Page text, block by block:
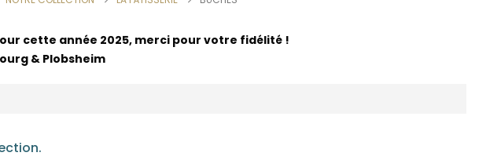
cette année 2025, merci pour votre fidélité !
& Plobsheim